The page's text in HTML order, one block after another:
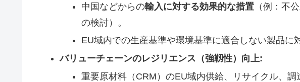
中国などからの輸入に対する効果的な措置 （例：不
の検討）。
EU域内での生産基準や環境基準に適合しない製品に
バリューチェーンのレジリエンス（強靱性）向上:
重要原材料（CRM）のEU域内供給、リサイクル、調